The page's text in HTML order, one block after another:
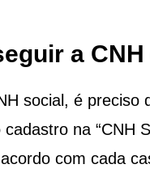
a
social, é preciso
na “CNH
com cada